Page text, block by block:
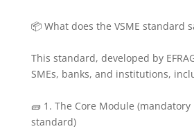
📦 What does the VSME standard
This standard, developed by
SMEs, banks, and institutions,
🧱 1. The Core Module
standard)